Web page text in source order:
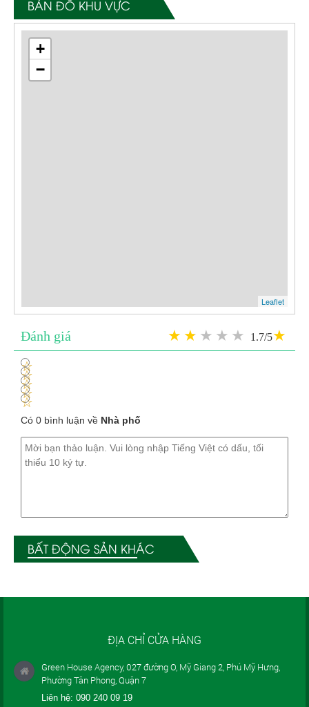
BẢN ĐỒ KHU VỰC
+
−
Leaflet
Đánh giá 1.7/5
1
2
3
4
5
Có 0 bình luận về Nhà phố
BẤT ĐỘNG SẢN KHÁC
ĐỊA CHỈ CỬA HÀNG
Green House Agency, 027 đường O, Mỹ Giang 2, Phú Mỹ Hưng,
Phường Tân Phong, Quận 7
Liên hệ: 090 240 09 19